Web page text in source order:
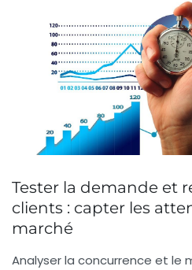
Tester la demande et
clients : capter les
marché
Analyser la concurrence et le